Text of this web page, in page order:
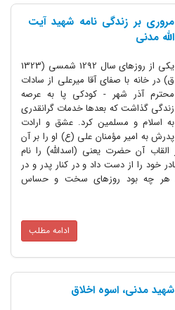
بر زندگی نامه شهید آیت
مدنی
یکی از روزهای سال 1292 شمسی (1323
در خانه با صفای آقا میرعلی از سادات
آذر شهر - کودکی پا به عرصه
گذاشت که بعدها خدمات گرانقدری
اسلام و مسلمین کرد. عشق و ارادت
به امیر مؤمنان علی (ع) او را بر آن
آن حضرت یعنی (اسدالله) را نام
خود را از دست داد و در کنار پدر و در
هر چه بود روزهای سخت و حساس
ادامه مطلب
مدنی، اسوه اخلاق